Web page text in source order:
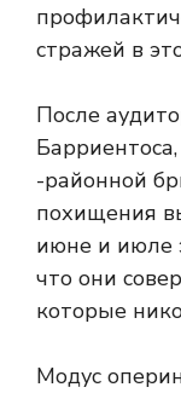
стражей в
После
-районной
похищения
июне и июле
что они
которые
Модус